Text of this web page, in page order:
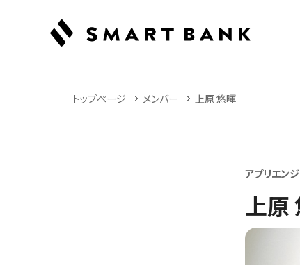
トップページ メンバー 上原 悠暉
アプリエン
上原